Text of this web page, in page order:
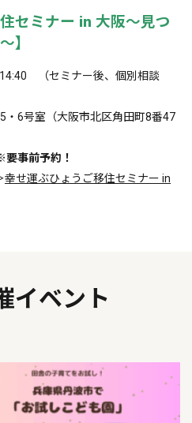
セミナー in 大阪〜見つ
】
（セミナー後、個別相談
6号室（大阪市北区角田町8番47
要事前予約！
幸せ運ぶひょうご移住セミナー in
イベント